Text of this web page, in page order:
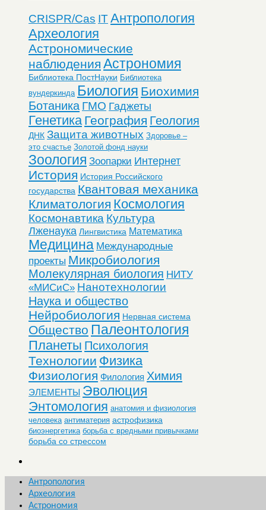
CRISPR/Cas ITАнтропология
Археология
Астрономические
наблюдения Астрономия
Библиотека ПостНауки Библиотека
вундеркинда Биология Биохимия
Ботаника ГМО Гаджеты
Генетика География Геология
ДНК Защита животных Здоровье –
это счастье Золотой фонд науки
Зоология Зоопарки Интернет
История История Российского
государства Квантовая механика
Климатология Космология
Космонавтика Культура
Лженаука Лингвистика Математика
Медицина Международные
проекты Микробиология
Молекулярная биология НИТУ
«МИСиС» Нанотехнологии
Наука и общество
Нейробиология Нервная система
Общество Палеонтология
Планеты Психология
Технологии Физика
Физиология Филология Химия
ЭЛЕМЕНТЫ Эволюция
Энтомология анатомия и физиология
человека антиматерия астрофизика
биоэнергетика борьба с вредными привычками
борьба со стрессом
Антропология
Археология
Астрономия